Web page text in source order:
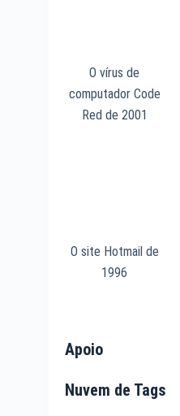
O vírus de
computador Code
Red de 2001
O site Hotmail de
1996
Apoio
Nuvem de Tags